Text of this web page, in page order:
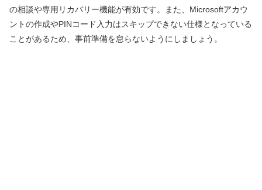
の相談や専用リカバリー機能が有効です。また、Microsoftアカウ
ントの作成やPINコード入力はスキップできない仕様となっている
ことがあるため、事前準備を怠らないようにしましょう。